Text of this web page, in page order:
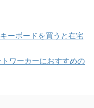
ーボードを買うと在宅
トワーカーにおすすめの